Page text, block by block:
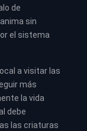
de
sin
el sistema
a visitar las
más
la vida
debe
las criaturas